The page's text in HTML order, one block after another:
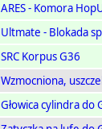
ARES - Komora
Ultmate - Blokada
SRC Korpus G36
Wzmocniona,
Głowica cylindra do